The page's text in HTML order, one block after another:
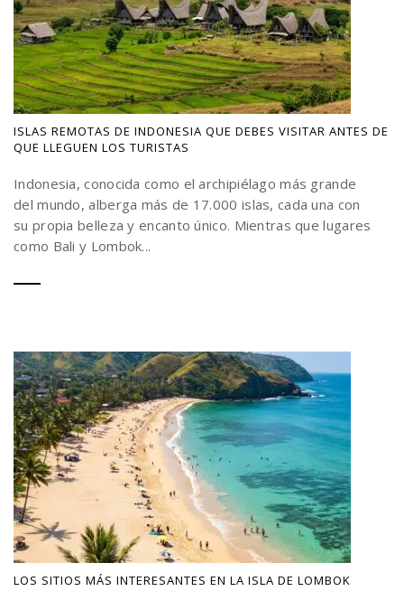
ISLAS REMOTAS DE INDONESIA QUE DEBES VISITAR ANTES DE
QUE LLEGUEN LOS TURISTAS
Indonesia, conocida como el archipiélago más grande
del mundo, alberga más de 17.000 islas, cada una con
su propia belleza y encanto único. Mientras que lugares
como Bali y Lombok...
LOS SITIOS MÁS INTERESANTES EN LA ISLA DE LOMBOK